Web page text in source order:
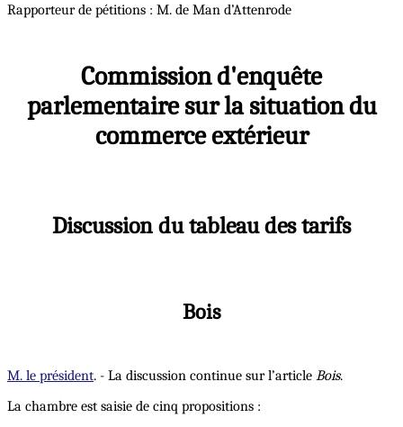
Rapporteur de pétitions : M. de Man d’Attenrode
Commission d'enquête
parlementaire sur la situation du
commerce extérieur
Discussion du tableau des tarifs
Bois
M. le président. - La discussion continue sur l’article Bois.
La chambre est saisie de cinq propositions :